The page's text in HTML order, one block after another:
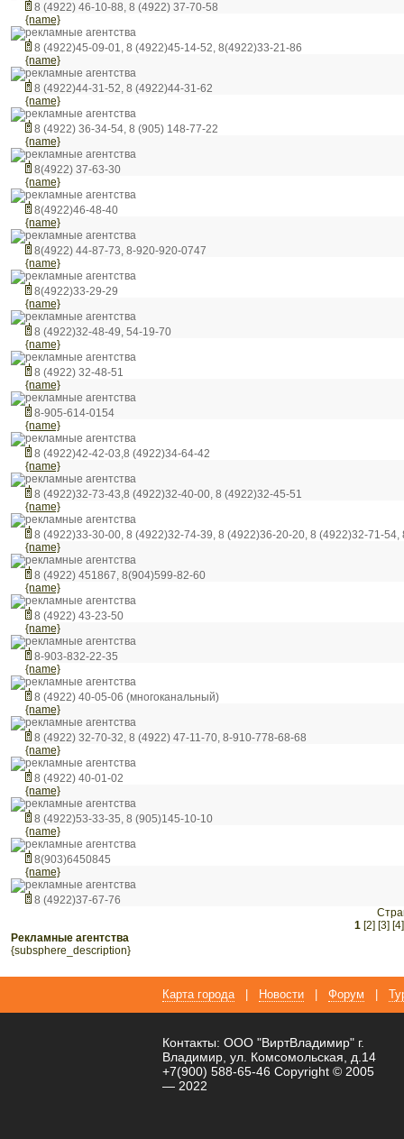
8 (4922) 46-10-88, 8 (4922) 37-70-58
{name}
рекламные агентства
8 (4922)45-09-01, 8 (4922)45-14-52, 8(4922)33-21-86
{name}
рекламные агентства
8 (4922)44-31-52, 8 (4922)44-31-62
{name}
рекламные агентства
8 (4922) 36-34-54, 8 (905) 148-77-22
{name}
рекламные агентства
8(4922) 37-63-30
{name}
рекламные агентства
8(4922)46-48-40
{name}
рекламные агентства
8(4922) 44-87-73, 8-920-920-0747
{name}
рекламные агентства
8(4922)33-29-29
{name}
рекламные агентства
8 (4922)32-48-49, 54-19-70
{name}
рекламные агентства
8 (4922) 32-48-51
{name}
рекламные агентства
8-905-614-0154
{name}
рекламные агентства
8 (4922)42-42-03,8 (4922)34-64-42
{name}
рекламные агентства
8 (4922)32-73-43,8 (4922)32-40-00, 8 (4922)32-45-51
{name}
рекламные агентства
8 (4922)33-30-00, 8 (4922)32-74-39, 8 (4922)36-20-20, 8 (4922)32-71-54,
{name}
рекламные агентства
8 (4922) 451867, 8(904)599-82-60
{name}
рекламные агентства
8 (4922) 43-23-50
{name}
рекламные агентства
8-903-832-22-35
{name}
рекламные агентства
8 (4922) 40-05-06 (многоканальный)
{name}
рекламные агентства
8 (4922) 32-70-32, 8 (4922) 47-11-70, 8-910-778-68-68
{name}
рекламные агентства
8 (4922) 40-01-02
{name}
рекламные агентства
8 (4922)53-33-35, 8 (905)145-10-10
{name}
рекламные агентства
8(903)6450845
{name}
рекламные агентства
8 (4922)37-67-76
1 [2] [3] [4]
рекламные агентства
{subsphere_description}
Карта города Новости Форум
Контакты: ООО "ВиртВладимир" г.
Владимир, ул. Комсомольская, д.14
+7(900) 588-65-46 Copyright © 2005
— 2022